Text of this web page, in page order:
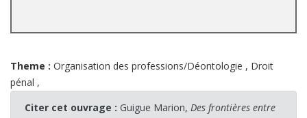
Theme : Organisation des professions/Déontologie , Droit
pénal ,
Citer cet ouvrage : Guigue Marion, Des frontières entre